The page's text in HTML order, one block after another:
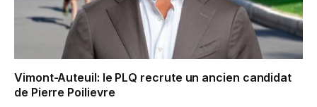
Vimont-Auteuil: le PLQ recrute un ancien candidat
de Pierre Poilievre